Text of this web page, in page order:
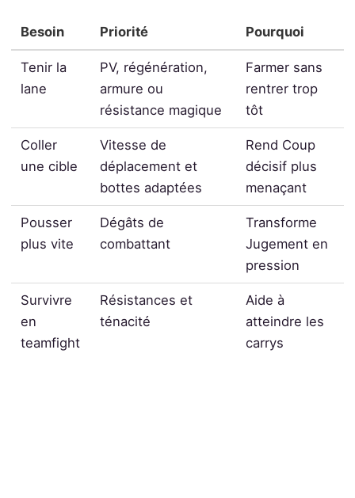
Besoin Priorité Pourquoi
Tenir la
lane
PV, régénération,
armure ou
résistance magique
Farmer sans
rentrer trop
tôt
Coller
une cible
Vitesse de
déplacement et
bottes adaptées
Rend Coup
décisif plus
menaçant
Pousser
plus vite
Dégâts de
combattant
Transforme
Jugement en
pression
Survivre
en
teamfight
Résistances et
ténacité
Aide à
atteindre les
carrys